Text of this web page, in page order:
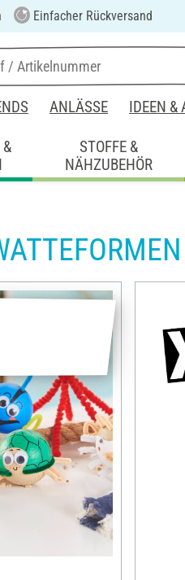
Einfacher Rückversand
ANLÄSSE IDEEN &
&
STOFFE &
NÄHZUBEHÖR